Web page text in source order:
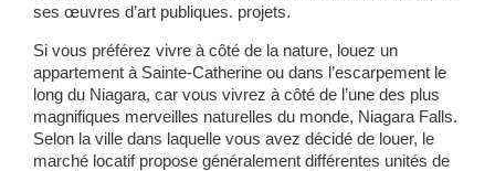
ses œuvres d’art publiques. projets.
Si vous préférez vivre à côté de la nature, louez un
appartement à Sainte-Catherine ou dans l’escarpement le
long du Niagara, car vous vivrez à côté de l’une des plus
magnifiques merveilles naturelles du monde, Niagara Falls.
Selon la ville dans laquelle vous avez décidé de louer, le
marché locatif propose généralement différentes unités de